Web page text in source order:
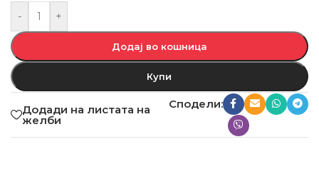
-
+
Додај во кошница
Купи
Додади на листата на
желби
Сподели: